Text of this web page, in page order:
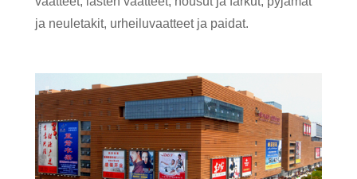
ja neuletakit, urheiluvaatteet ja paidat.